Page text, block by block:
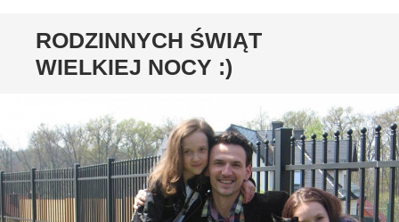
RODZINNYCH ŚWIĄT
WIELKIEJ NOCY :)